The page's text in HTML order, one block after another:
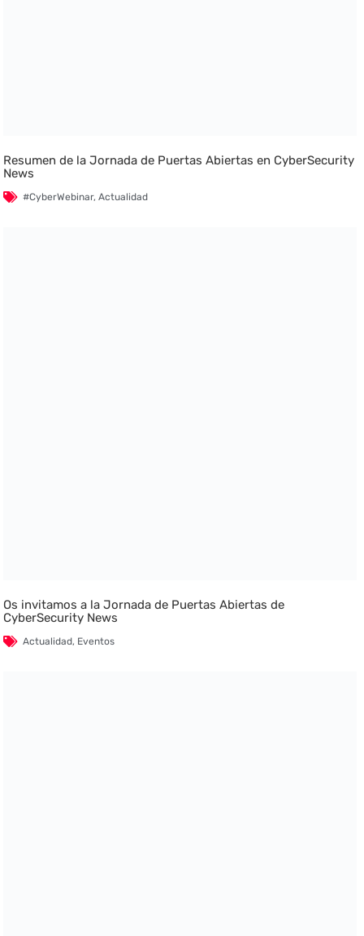
Resumen de la Jornada de Puertas Abiertas en CyberSecurity
News
#CyberWebinar,Actualidad
Os invitamos a la Jornada de Puertas Abiertas de
CyberSecurity News
Actualidad, Eventos